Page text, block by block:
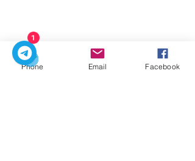
Phone Email Facebook
1